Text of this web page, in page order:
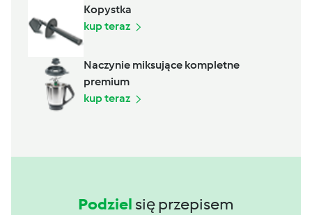
Kopystka
kup teraz
Naczynie miksujące kompletne
premium
kup teraz
Podziel się przepisem